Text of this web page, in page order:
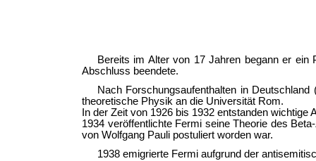
Bereits im Alter von 17 Jahren begann er
Abschluss beendete.
Nach Forschungsaufenthalten in
theoretische Physik an die Universität Rom.
In der Zeit von 1926 bis 1932 entstanden wichtige
1934 veröffentlichte Fermi seine Theorie des
von Wolfgang Pauli postuliert worden war.
1938 emigrierte Fermi aufgrund der